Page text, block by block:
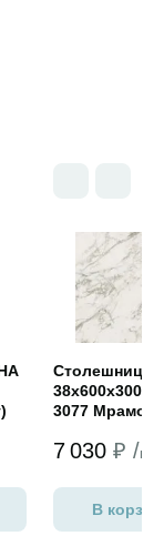
Столешница
38х600х3000
3077 Мрамор
7 030 ₽ /шт
В